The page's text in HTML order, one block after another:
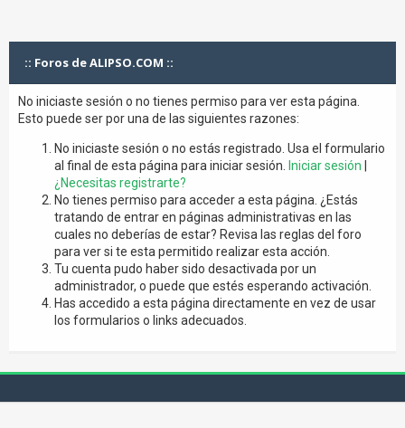
:: Foros de ALIPSO.COM ::
No iniciaste sesión o no tienes permiso para ver esta página.
Esto puede ser por una de las siguientes razones:
No iniciaste sesión o no estás registrado. Usa el formulario
al final de esta página para iniciar sesión.
Iniciar sesión
¿Necesitas registrarte?
No tienes permiso para acceder a esta página. ¿Estás
tratando de entrar en páginas administrativas en las
cuales no deberías de estar? Revisa las reglas del foro
para ver si te esta permitido realizar esta acción.
Tu cuenta pudo haber sido desactivada por un
administrador, o puede que estés esperando activación.
Has accedido a esta página directamente en vez de usar
los formularios o links adecuados.